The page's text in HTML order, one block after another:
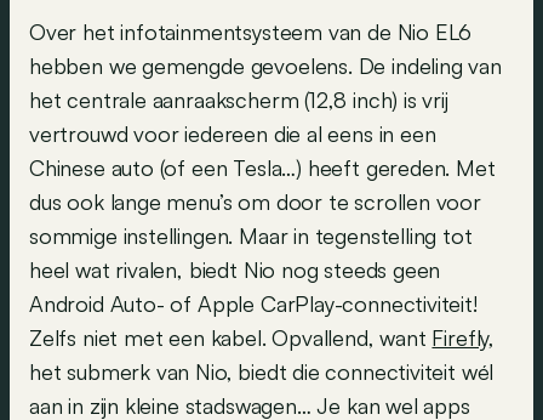
Over het infotainmentsysteem van de Nio EL6
hebben we gemengde gevoelens. De indeling van
het centrale aanraakscherm (12,8 inch) is vrij
vertrouwd voor iedereen die al eens in een
Chinese auto (of een Tesla…) heeft gereden. Met
dus ook lange menu’s om door te scrollen voor
sommige instellingen. Maar in tegenstelling tot
heel wat rivalen, biedt Nio nog steeds geen
Android Auto- of Apple CarPlay-connectiviteit!
Zelfs niet met een kabel. Opvallend, want Firefly,
het submerk van Nio, biedt die connectiviteit wél
aan in zijn kleine stadswagen… Je kan wel apps